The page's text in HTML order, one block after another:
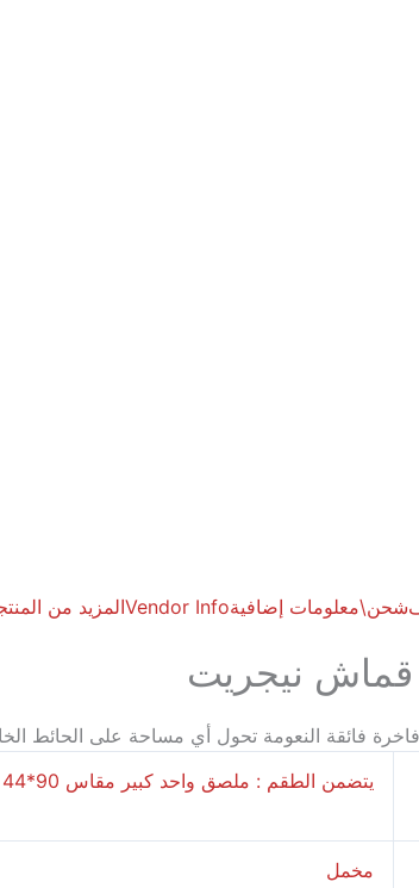
شحن\معلومات إضافيةVendor Infoالمزيد من
نيجريت
فائقة النعومة تحول أي مساحة على الحائط
يتضمن الطقم : ملصق واحد كبير مقاس 90*44 سم، ملصقان صغيران مقاس 42*22 سم، ملحقات التعليق تتضمن: 6 قطع خشبية و3 خيوط
مخمل